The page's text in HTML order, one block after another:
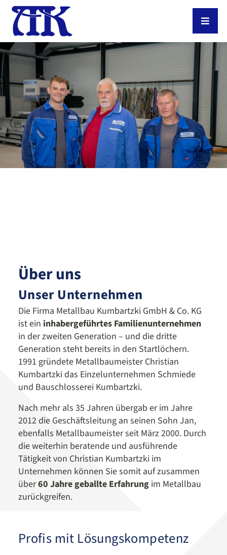
Über uns
Unser Unternehmen
Die Firma Metallbau Kumbartzki GmbH & Co. KG
ist ein inhabergeführtes Familienunternehmen
in der zweiten Generation – und die dritte
Generation steht bereits in den Startlöchern.
1991 gründete Metallbaumeister Christian
Kumbartzki das Einzelunternehmen Schmiede
und Bauschlosserei Kumbartzki.
Nach mehr als 35 Jahren übergab er im Jahre
2012 die Geschäftsleitung an seinen Sohn Jan,
ebenfalls Metallbaumeister seit März 2000. Durch
die weiterhin beratende und ausführende
Tätigkeit von Christian Kumbartzki im
Unternehmen können Sie somit auf zusammen
über60 Jahre geballte Erfahrungim Metallbau
zurückgreifen.
Profis mit Lösungskompetenz